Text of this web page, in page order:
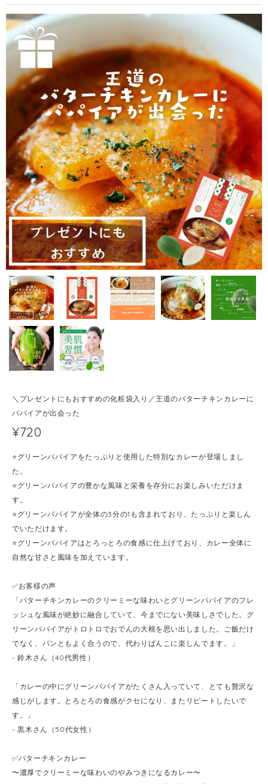
＼プレゼントにもおすすめの化粧袋入り／王道のバターチキンカレーに
パパイアが出会った
¥720
⭐️グリーンパパイアをたっぷりと使用した特別なカレーが登場しまし
た。
⭐️グリーンパパイアの豊かな風味と栄養を存分にお楽しみいただけま
す。
⭐️グリーンパパイアが全体の3分の1も含まれており、たっぷりと楽しん
でいただけます。
⭐️グリーンパパイアはとろっとろの食感に仕上げており、カレー全体に
自然な甘さと風味を加えています。
✅お客様の声
「バターチキンカレーのクリーミーな味わいとグリーンパパイアのフレ
ッシュな風味が絶妙に融合していて、今までにない美味しさでした。グ
リーンパパイアがトロトロでおでんの大根を思い出しました。ご飯だけ
でなく、パンともよく合うので、代わりばんこに楽しんでます。」
- 鈴木さん（40代男性）
「カレーの中にグリーンパパイアがたくさん入っていて、とても贅沢な
感じがします。とろとろの食感がクセになり、またリピートしたいで
す。」
- 黒木さん（50代女性）
✅バターチキンカレー
〜濃厚でクリーミーな味わいのやみつきになるカレー〜